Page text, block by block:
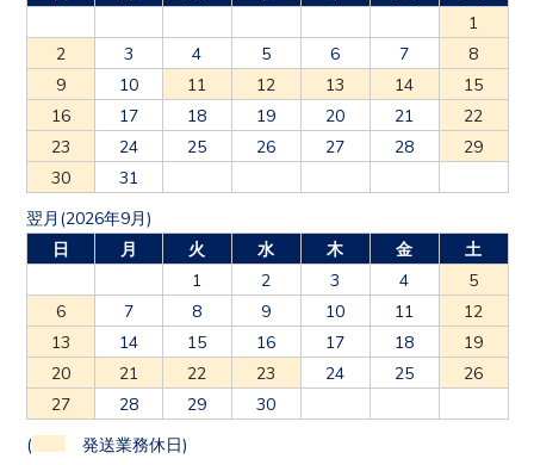
1
2
3 4 5 6 7
8
9
10 11 12 13 14
15
16
17 18 19 20 21
22
23
24 25 26 27 28
29
30
31
翌月(2026年9月)
日
月 火 水 木 金
土
1
2 3 4
5
6
7 8 9 10 11
12
13
14 15 16 17 18
19
20
21 22 23 24 25
26
27
28 29 30
( 発送業務休日)